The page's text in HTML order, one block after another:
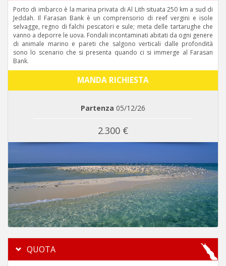
Porto di imbarco è la marina privata di Al Lith situata 250 km a sud di
Jeddah. Il Farasan Bank è un comprensorio di reef vergini e isole
selvagge, regno di falchi pescatori e sule; meta delle tartarughe che
vanno a deporre le uova. Fondali incontaminati abitati da ogni genere
di animale marino e pareti che salgono verticali dalle profondità
sono lo scenario che si presenta quando ci si immerge al Farasan
Bank.
MANDA RICHIESTA
Partenza 05/12/26
2.300 €
QUOTA